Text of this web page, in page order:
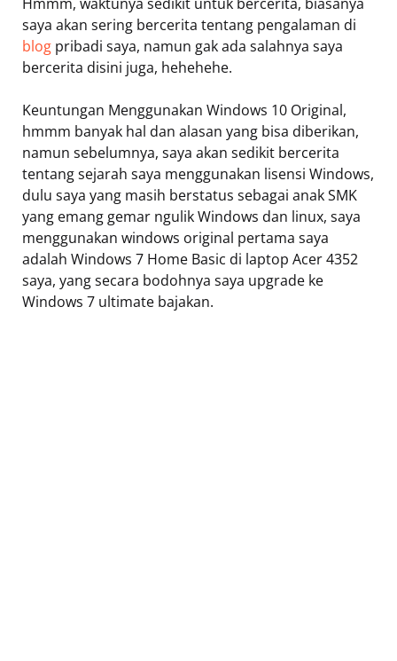
saya akan sering bercerita tentang pengalaman di
blog pribadi saya, namun gak ada salahnya saya
bercerita disini juga, hehehehe.
Keuntungan Menggunakan Windows 10 Original,
hmmm banyak hal dan alasan yang bisa diberikan,
namun sebelumnya, saya akan sedikit bercerita
tentang sejarah saya menggunakan lisensi Windows,
dulu saya yang masih berstatus sebagai anak SMK
yang emang gemar ngulik Windows dan linux, saya
menggunakan windows original pertama saya
adalah Windows 7 Home Basic di laptop Acer 4352
saya, yang secara bodohnya saya upgrade ke
Windows 7 ultimate bajakan.